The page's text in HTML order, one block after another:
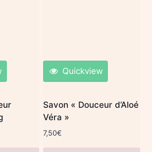
Quickview
Savon « Douceur d’Aloé
Véra »
7,50€